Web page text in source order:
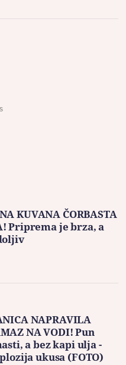
KUVANA ČORBASTA
Priprema je brza, a
NAPRAVILA
NA VODI! Pun
a bez kapi ulja -
ukusa (FOTO)